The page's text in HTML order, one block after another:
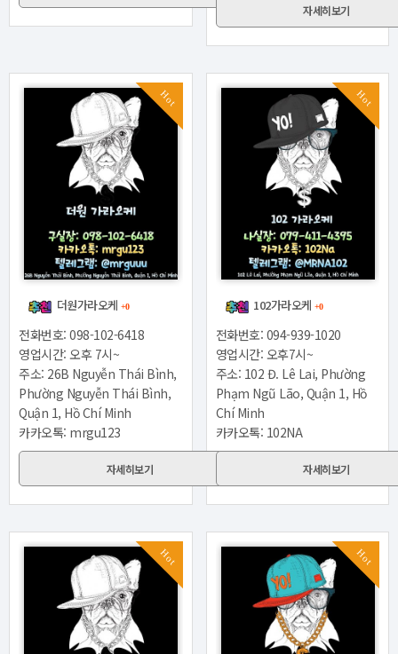
자세히보기
Hot
더원가라오케 +0
전화번호: 098-102-6418
영업시간: 오후 7시~
주소: 26B Nguyễn Thái Bình,
Phường Nguyễn Thái Bình,
Quận 1, Hồ Chí Minh
카카오톡: mrgu123
자세히보기
Hot
102가라오케 +0
전화번호: 094-939-1020
영업시간: 오후7시~
주소: 102 Đ. Lê Lai, Phường
Phạm Ngũ Lão, Quận 1, Hồ
Chí Minh
카카오톡: 102NA
자세히보기
Hot Hot